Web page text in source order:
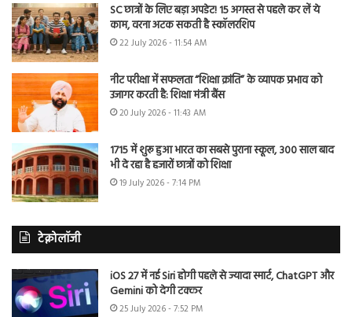
SC छात्रों के लिए बड़ा अपडेट! 15 अगस्त से पहले कर लें ये
काम, वरना अटक सकती है स्कॉलरशिप
22 July 2026 - 11:54 AM
नीट परीक्षा में सफलता “शिक्षा क्रांति” के व्यापक प्रभाव को
उजागर करती है: शिक्षा मंत्री बैंस
20 July 2026 - 11:43 AM
1715 में शुरू हुआ भारत का सबसे पुराना स्कूल, 300 साल बाद
भी दे रहा है हजारों छात्रों को शिक्षा
19 July 2026 - 7:14 PM
टेक्नोलॉजी
iOS 27 में नई Siri होगी पहले से ज्यादा स्मार्ट, ChatGPT और
Gemini को देगी टक्कर
25 July 2026 - 7:52 PM